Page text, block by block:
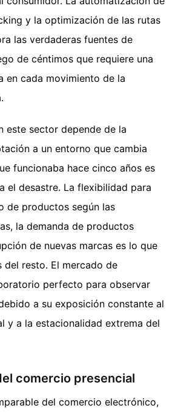
y la optimización de las rutas
las verdaderas fuentes de
de céntimos que requiere una
en cada movimiento de la
este sector depende de la
a un entorno que cambia
funcionaba hace cinco años es
el desastre. La flexibilidad para
de productos según las
la demanda de productos
de nuevas marcas es lo que
del resto. El mercado de
perfecto para observar
a su exposición constante al
y a la estacionalidad extrema del
comercio presencial
del comercio electrónico,